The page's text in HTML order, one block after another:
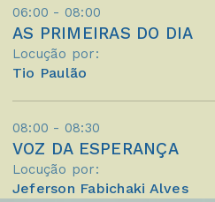
06:00 - 08:00
AS PRIMEIRAS DO DIA
Locução por:
Tio Paulão
08:00 - 08:30
VOZ DA ESPERANÇA
Locução por:
Jeferson Fabichaki Alves